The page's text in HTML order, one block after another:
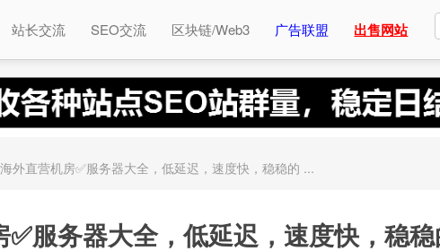
站长交流 SEO交流 区块链/Web3 广告联盟 出售网站
海外直营机房✅服务器大全，低延迟，速度快，稳稳的 ...
✅服务器大全，低延迟，速度快，稳稳